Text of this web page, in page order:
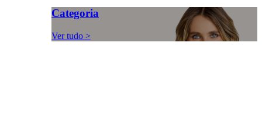
Categoria
Ver tudo >